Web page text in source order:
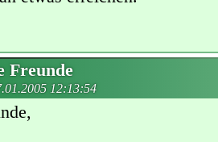
Freunde
12:13:54